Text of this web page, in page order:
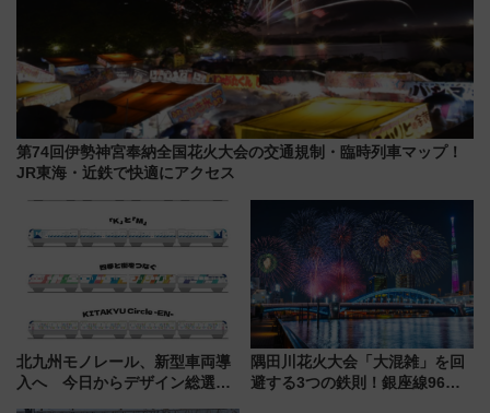
第74回伊勢神宮奉納全国花火大会の交通規制・臨時列車マップ！
JR東海・近鉄で快適にアクセス
北九州モノレール、新型車両導
入へ 今日からデザイン総選挙
隅田川花火大会「大混雑」を回
避する3つの鉄則！銀座線96本